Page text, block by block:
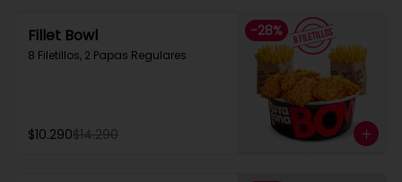
-28%
Fillet Bowl
8 Filetillos, 2 Papas Regulares
$10.290$14.290